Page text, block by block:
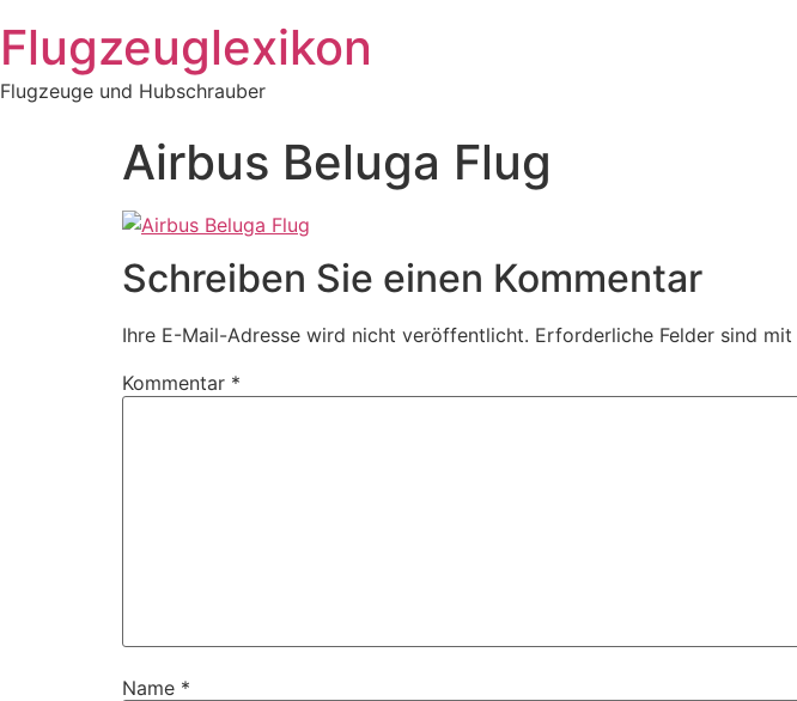
Inhalt
springen
Flugzeuglexikon
Flugzeuge und Hubschrauber
Airbus Beluga Flug
Schreiben Sie einen Kommentar
Ihre E-Mail-Adresse wird nicht veröffentlicht. Erforderliche Felder sind mit
Kommentar *
Name *